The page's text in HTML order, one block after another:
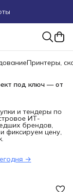
в чат
под заказПринтеры,
под ключ — от
и тендеры по
ИТ-
брендов,
фиксируем цену,
→